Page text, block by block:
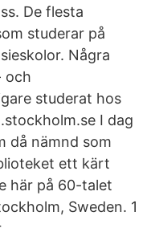
De flesta
studerar på
Några
och
studerat hos
I dag
då nämnd som
ett kärt
här på 60-talet
Sweden. 1